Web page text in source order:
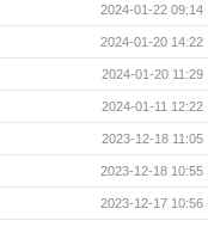
2024-01-22 09:14
2024-01-20 14:22
2024-01-20 11:29
2024-01-11 12:22
2023-12-18 11:05
2023-12-18 10:55
2023-12-17 10:56